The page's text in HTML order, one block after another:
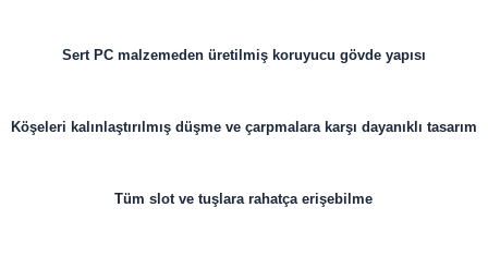
Sert PC malzemeden üretilmiş koruyucu gövde yapısı
Köşeleri kalınlaştırılmış düşme ve çarpmalara karşı dayanıklı tasarım
Tüm slot ve tuşlara rahatça erişebilme